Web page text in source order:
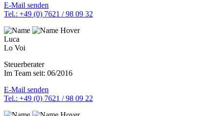
E-Mail senden
Tel.: +49 (0) 7621 / 98 09 32
Luca
Lo Voi
Steuerberater
Im Team seit: 06/2016
E-Mail senden
Tel.: +49 (0) 7621 / 98 09 22